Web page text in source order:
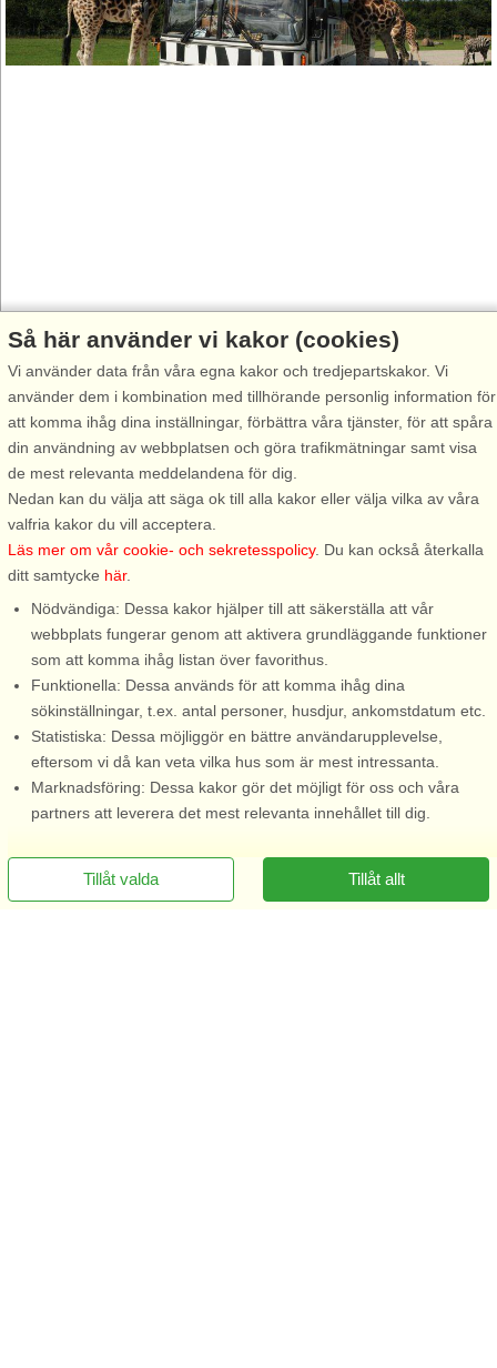
Så här använder vi kakor (cookies)
Vi använder data från våra egna kakor och tredjepartskakor. Vi
använder dem i kombination med tillhörande personlig information för
att komma ihåg dina inställningar, förbättra våra tjänster, för att spåra
din användning av webbplatsen och göra trafikmätningar samt visa
de mest relevanta meddelandena för dig.
Nedan kan du välja att säga ok till alla kakor eller välja vilka av våra
valfria kakor du vill acceptera.
Läs mer om vår cookie- och sekretesspolicy. Du kan också återkalla
ditt samtycke här.
Nödvändiga: Dessa kakor hjälper till att säkerställa att vår
webbplats fungerar genom att aktivera grundläggande funktioner
som att komma ihåg listan över favorithus.
Funktionella: Dessa används för att komma ihåg dina
sökinställningar, t.ex. antal personer, husdjur, ankomstdatum etc.
Statistiska: Dessa möjliggör en bättre användarupplevelse,
eftersom vi då kan veta vilka hus som är mest intressanta.
Marknadsföring: Dessa kakor gör det möjligt för oss och våra
partners att leverera det mest relevanta innehållet till dig.
Tillåt allt
Tillåt valda